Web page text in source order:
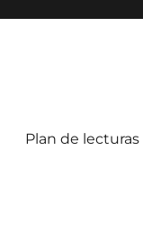
Plan de lecturas